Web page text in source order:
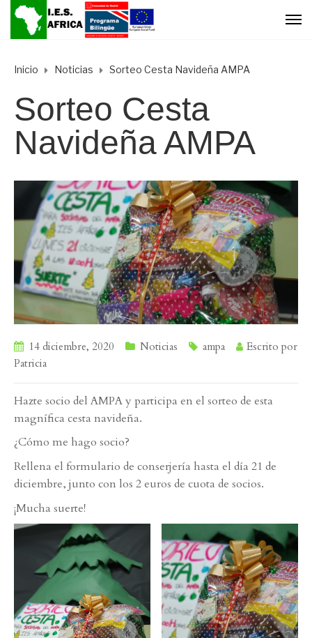
Inicio Noticias Sorteo Cesta Navideña AMPA
Sorteo Cesta
Navideña AMPA
14 diciembre, 2020 Noticias ampa
Escrito por
Patricia
Hazte socio del AMPA y participa en el sorteo de esta
magnífica cesta navideña.
¿Cómo me hago socio?
Rellena el formulario de conserjería hasta el día 21 de
diciembre, junto con los 2 euros de cuota de socios.
¡Mucha suerte!